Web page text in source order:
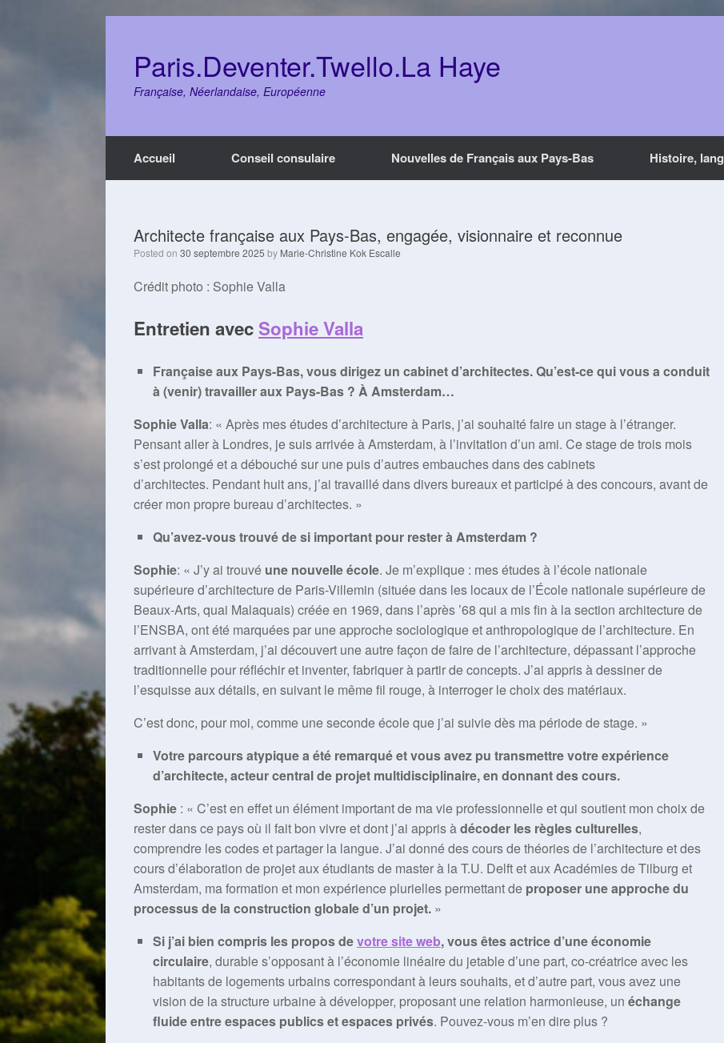
contentParis.Deventer.Twello.La Haye
Française, Néerlandaise, Européenne
Accueil Conseil consulaire Nouvelles de Français aux Pays-Bas Histoire,
Architecte française aux Pays-Bas, engagée, visionnaire et reconnue
Posted on 30 septembre 2025 by Marie-Christine Kok Escalle
Crédit photo : Sophie Valla
Entretien avec Sophie Valla
Française aux Pays-Bas, vous dirigez un cabinet d’architectes. Qu’est-ce qui vous a conduit
à (venir) travailler aux Pays-Bas ? À Amsterdam…
Sophie Valla: « Après mes études d’architecture à Paris, j’ai souhaité faire un stage à l’étranger.
Pensant aller à Londres, je suis arrivée à Amsterdam, à l’invitation d’un ami. Ce stage de trois mois
s’est prolongé et a débouché sur une puis d’autres embauches dans des cabinets
d’architectes. Pendant huit ans, j’ai travaillé dans divers bureaux et participé à des concours, avant de
créer mon propre bureau d’architectes. »
Qu’avez-vous trouvé de si important pour rester à Amsterdam ?
Sophie: « J’y ai trouvé une nouvelle école. Je m’explique : mes études à l’école nationale
supérieure d’architecture de Paris-Villemin (située dans les locaux de l’École nationale supérieure de
Beaux-Arts, quai Malaquais) créée en 1969, dans l’après ’68 qui a mis fin à la section architecture de
l’ENSBA, ont été marquées par une approche sociologique et anthropologique de l’architecture. En
arrivant à Amsterdam, j’ai découvert une autre façon de faire de l’architecture, dépassant l’approche
traditionnelle pour réfléchir et inventer, fabriquer à partir de concepts. J’ai appris à dessiner de
l’esquisse aux détails, en suivant le même fil rouge, à interroger le choix des matériaux.
C’est donc, pour moi, comme une seconde école que j’ai suivie dès ma période de stage. »
Votre parcours atypique a été remarqué et vous avez pu transmettre votre expérience
d’architecte, acteur central de projet multidisciplinaire, en donnant des cours.
Sophie : « C’est en effet un élément important de ma vie professionnelle et qui soutient mon choix de
rester dans ce pays où il fait bon vivre et dont j’ai appris àdécoder les règles culturelles,
comprendre les codes et partager la langue. J’ai donné des cours de théories de l’architecture et des
cours d’élaboration de projet aux étudiants de master à la T.U. Delft et aux Académies de Tilburg et
Amsterdam, ma formation et mon expérience plurielles permettant de proposer une approche du
processus de la construction globale d’un projet. »
Si j’ai bien compris les propos devotre site web, vous êtes actrice d’une économie
circulaire, durable s’opposant à l’économie linéaire du jetable d’une part, co-créatrice avec les
habitants de logements urbains correspondant à leurs souhaits, et d’autre part, vous avez une
vision de la structure urbaine à développer, proposant une relation harmonieuse, un échange
fluide entre espaces publics et espaces privés. Pouvez-vous m’en dire plus ?